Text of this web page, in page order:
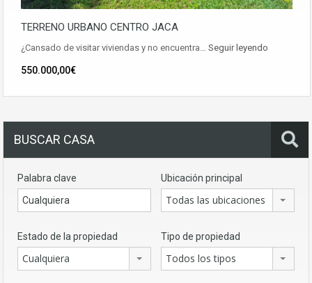
TERRENO URBANO CENTRO JACA
¿Cansado de visitar viviendas y no encuentra… Seguir leyendo
550.000,00€
BUSCAR CASA
Palabra clave Ubicación principal
Todas las ubicaciones
Estado de la propiedad
Cualquiera
Tipo de propiedad
Todos los tipos